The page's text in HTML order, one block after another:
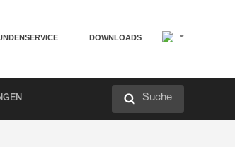
DOWNLOADS
Suche